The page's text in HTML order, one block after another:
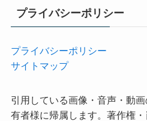
プライバシーポリシー
プライバシーポリシー
サイトマップ
引用している画像・音声・動
有者様に帰属します。著作権